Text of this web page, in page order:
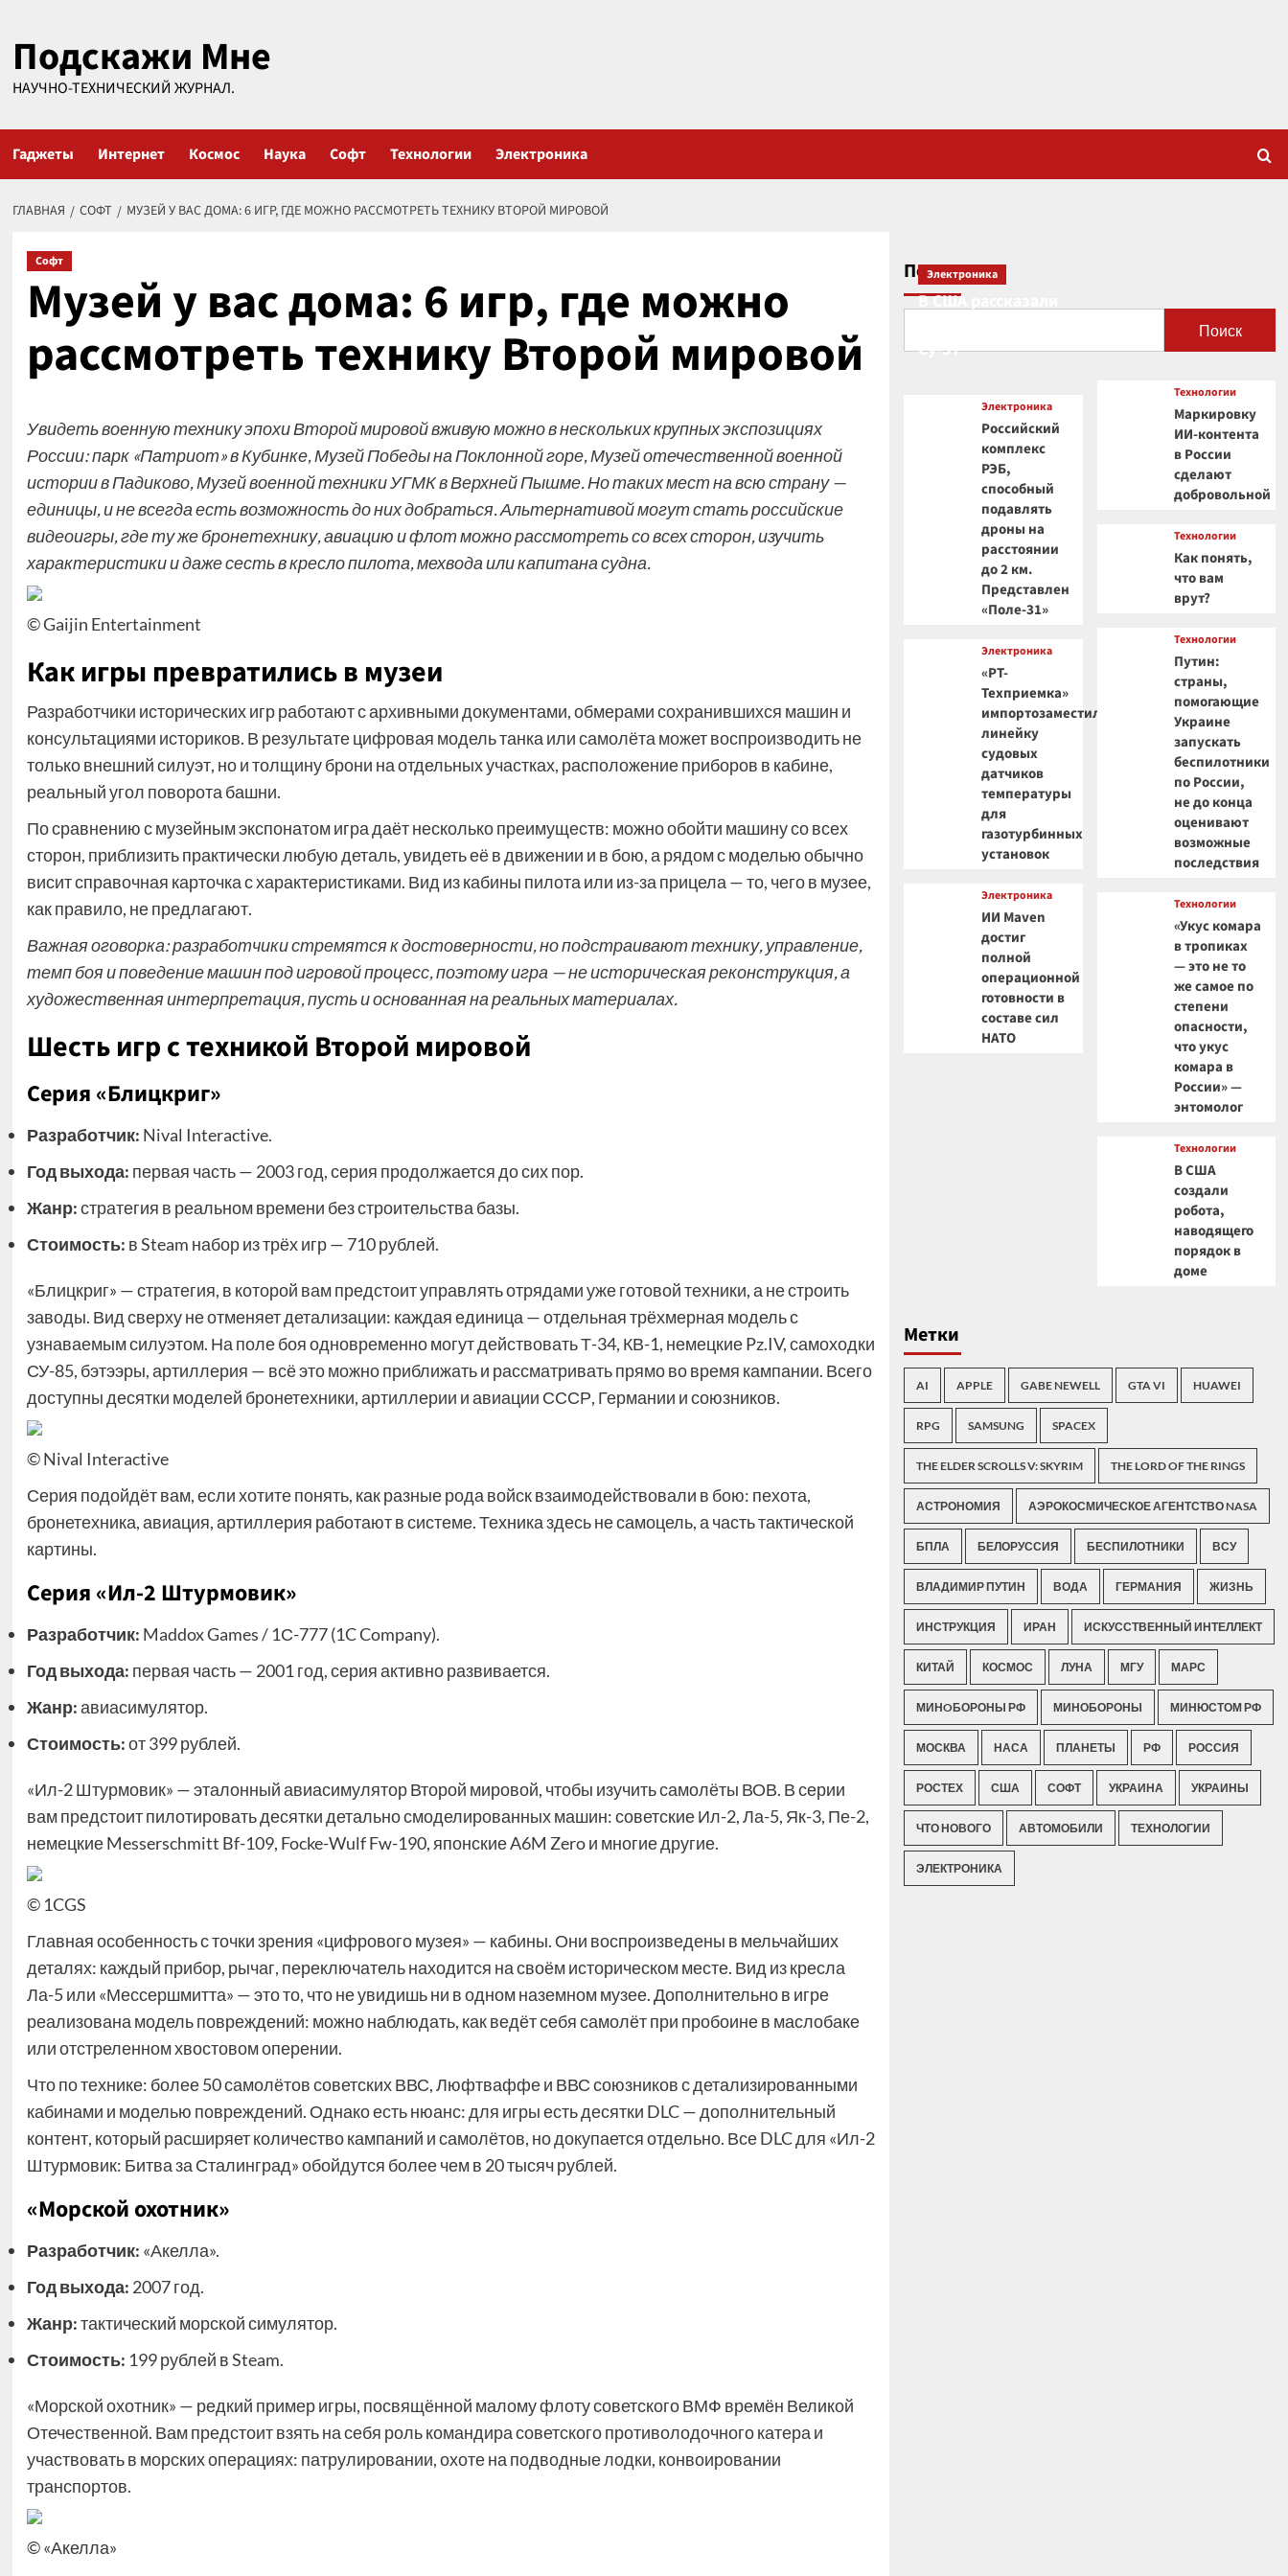
содержимому
Подскажи Мне
НАУЧНО-ТЕХНИЧЕСКИЙ ЖУРНАЛ.
Гаджеты Интернет Космос Наука Софт Технологии Электроника
ГЛАВНАЯ СОФТ МУЗЕЙ У ВАС ДОМА: 6 ИГР, ГДЕ МОЖНО РАССМОТРЕТЬ ТЕХНИКУ ВТОРОЙ МИРОВОЙ
Софт
Музей у вас дома: 6 игр, где можно
рассмотреть технику Второй мировой
Увидеть военную технику эпохи Второй мировой вживую можно в нескольких крупных экспозициях
России: парк «Патриот» в Кубинке, Музей Победы на Поклонной горе, Музей отечественной военной
истории в Падиково, Музей военной техники УГМК в Верхней Пышме. Но таких мест на всю страну —
единицы, и не всегда есть возможность до них добраться. Альтернативой могут стать российские
видеоигры, где ту же бронетехнику, авиацию и флот можно рассмотреть со всех сторон, изучить
характеристики и даже сесть в кресло пилота, мехвода или капитана судна.
© Gaijin Entertainment
Как игры превратились в музеи
Разработчики исторических игр работают с архивными документами, обмерами сохранившихся машин и
консультациями историков. В результате цифровая модель танка или самолёта может воспроизводить не
только внешний силуэт, но и толщину брони на отдельных участках, расположение приборов в кабине,
реальный угол поворота башни.
По сравнению с музейным экспонатом игра даёт несколько преимуществ: можно обойти машину со всех
сторон, приблизить практически любую деталь, увидеть её в движении и в бою, а рядом с моделью обычно
висит справочная карточка с характеристиками. Вид из кабины пилота или из-за прицела — то, чего в музее,
как правило, не предлагают.
Важная оговорка: разработчики стремятся к достоверности, но подстраивают технику, управление,
темп боя и поведение машин под игровой процесс, поэтому игра — не историческая реконструкция, а
художественная интерпретация, пусть и основанная на реальных материалах.
Шесть игр с техникой Второй мировой
Серия «Блицкриг»
Разработчик: Nival Interactive.
Год выхода: первая часть — 2003 год, серия продолжается до сих пор.
Жанр:стратегия в реальном времени без строительства базы.
Стоимость: в Steam набор из трёх игр — 710 рублей.
«Блицкриг» — стратегия, в которой вам предстоит управлять отрядами уже готовой техники, а не строить
заводы. Вид сверху не отменяет детализации: каждая единица — отдельная трёхмерная модель с
узнаваемым силуэтом. На поле боя одновременно могут действовать Т-34, КВ-1, немецкие Pz.IV, самоходки
СУ-85, бэтээры, артиллерия — всё это можно приближать и рассматривать прямо во время кампании. Всего
доступны десятки моделей бронетехники, артиллерии и авиации СССР, Германии и союзников.
© Nival Interactive
Серия подойдёт вам, если хотите понять, как разные рода войск взаимодействовали в бою: пехота,
бронетехника, авиация, артиллерия работают в системе. Техника здесь не самоцель, а часть тактической
картины.
Серия «Ил-2 Штурмовик»
Разработчик: Maddox Games / 1С-777 (1C Company).
Год выхода: первая часть — 2001 год, серия активно развивается.
Жанр:авиасимулятор.
Стоимость:от 399 рублей.
«Ил-2 Штурмовик» — эталонный авиасимулятор Второй мировой, чтобы изучить самолёты ВОВ. В серии
вам предстоит пилотировать десятки детально смоделированных машин: советские Ил-2, Ла-5, Як-3, Пе-2,
немецкие Messerschmitt Bf-109, Focke-Wulf Fw-190, японские A6M Zero и многие другие.
© 1CGS
Главная особенность с точки зрения «цифрового музея» — кабины. Они воспроизведены в мельчайших
деталях: каждый прибор, рычаг, переключатель находится на своём историческом месте. Вид из кресла
Ла-5 или «Мессершмитта» — это то, что не увидишь ни в одном наземном музее. Дополнительно в игре
реализована модель повреждений: можно наблюдать, как ведёт себя самолёт при пробоине в маслобаке
или отстреленном хвостовом оперении.
Что по технике: более 50 самолётов советских ВВС, Люфтваффе и ВВС союзников с детализированными
кабинами и моделью повреждений. Однако есть нюанс: для игры есть десятки DLC — дополнительный
контент, который расширяет количество кампаний и самолётов, но докупается отдельно. Все DLC для «Ил-2
Штурмовик: Битва за Сталинград» обойдутся более чем в 20 тысяч рублей.
«Морской охотник»
Разработчик: «Акелла».
Год выхода: 2007 год.
Жанр:тактический морской симулятор.
Стоимость: 199 рублей в Steam.
«Морской охотник» — редкий пример игры, посвящённой малому флоту советского ВМФ времён Великой
Отечественной. Вам предстоит взять на себя роль командира советского противолодочного катера и
участвовать в морских операциях: патрулировании, охоте на подводные лодки, конвоировании
транспортов.
© «Акелла»
Поиск
Поиск
Электроника
В США рассказали
Су-57
Электроника
Российский
комплекс
РЭБ,
способный
подавлять
дроны на
расстоянии
до 2 км.
Представлен
«Поле-31»
Электроника
«РТ-
Техприемка»
импортозаместила
линейку
судовых
датчиков
температуры
для
газотурбинных
установок
Электроника
ИИ Maven
достиг
полной
операционной
готовности в
составе сил
НАТО
Технологии
Маркировку
ИИ-контента
в России
сделают
добровольной
Технологии
Как понять,
что вам
врут?
Технологии
Путин:
страны,
помогающие
Украине
запускать
беспилотники
по России,
не до конца
оценивают
возможные
последствия
Технологии
«Укус комара
в тропиках
— это не то
же самое по
степени
опасности,
что укус
комара в
России» —
энтомолог
Технологии
В США
создали
робота,
наводящего
порядок в
доме
Метки
AI APPLE GABE NEWELL GTA VI HUAWEI
RPG SAMSUNG SPACEX
THE ELDER SCROLLS V: SKYRIM THE LORD OF THE RINGS
АСТРОНОМИЯ АЭРОКОСМИЧЕСКОЕ АГЕНТСТВО NASA
БПЛА БЕЛОРУССИЯ БЕСПИЛОТНИКИ ВСУ
ВЛАДИМИР ПУТИН ВОДА ГЕРМАНИЯ ЖИЗНЬ
ИНСТРУКЦИЯ ИРАН ИСКУССТВЕННЫЙ ИНТЕЛЛЕКТ
КИТАЙ КОСМОС ЛУНА МГУ МАРС
МИНOБОРОНЫ РФ МИНОБОРОНЫ МИНЮСТОМ РФ
МОСКВА НАСА ПЛАНЕТЫ РФ РОССИЯ
РОСТЕХ США СОФТ УКРАИНА УКРАИНЫ
ЧТО НОВОГО АВТОМОБИЛИ ТЕХНОЛОГИИ
ЭЛЕКТРОНИКА